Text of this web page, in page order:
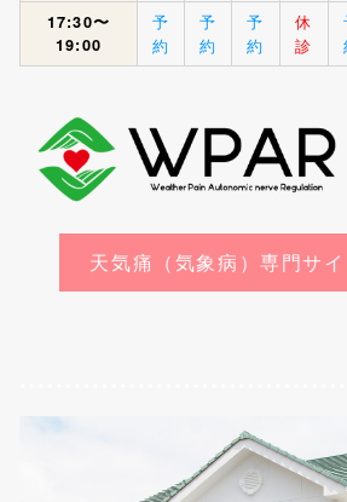
17:30〜
19:00
予
約
予
約
予
約
休
診
天気痛（気象病）専門サ